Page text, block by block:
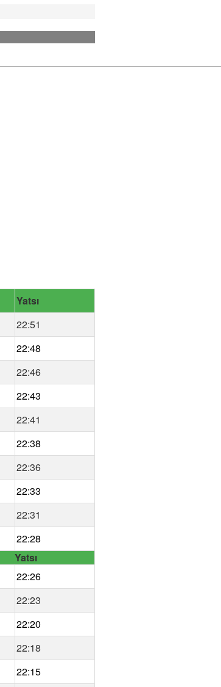
Yatsı
22:51
22:48
22:46
22:43
22:41
22:38
22:36
22:33
22:31
22:28
Yatsı
22:26
22:23
22:20
22:18
22:15